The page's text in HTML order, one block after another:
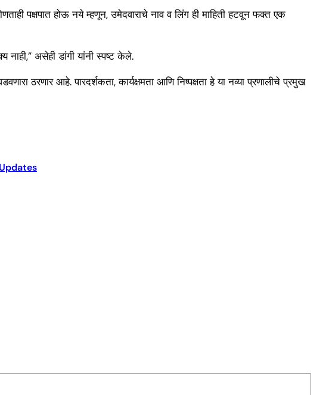
पक्षपात होऊ नये म्हणून, उमेदवाराचे नाव व लिंग ही माहिती हटवून फक्त एक
असेही डांगी यांनी स्पष्ट केले.
ठरणार आहे. पारदर्शकता, कार्यक्षमता आणि निष्पक्षता हे या नव्या प्रणालीचे प्रमुख